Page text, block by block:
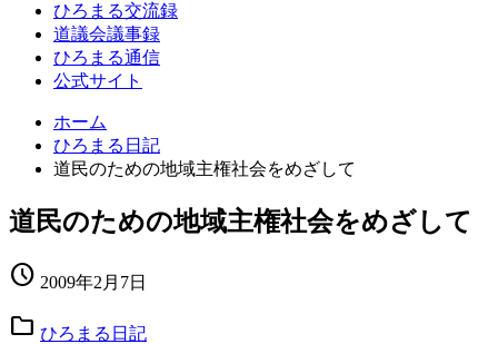
ひろまる交流録
道議会議事録
ひろまる通信
公式サイト
ホーム
ひろまる日記
道民のための地域主権社会をめざして
道民のための地域主権社会をめざして
schedule 2009年2月7日
folder ひろまる日記